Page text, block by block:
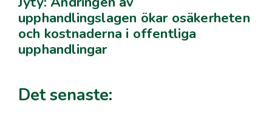
upphandlingslagen ökar osäkerheten
och kostnaderna i offentliga
upphandlingar
Det senaste: